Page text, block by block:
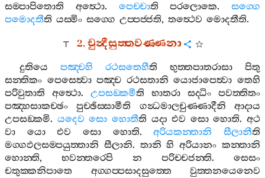
සම‍්පාපිතොති
අත්‍ථො. පෙච‍්චාති පරලොකෙ. සග‍්ගෙ
පමොදතීති යස‍්මිං සග‍්ගෙ උප‍්පජ‍්ජති, තත්‍ථෙව මොදතීති.
2.චුන්‍දීසුත‍්තවණ‍්ණනා
දුතියෙ පඤ‍්චහි රථසතෙහීති භුත‍්තපාතරාසා
පිතු
සන‍්තිකං පෙසෙත්‍වා පඤ‍්ච රථසතානි යොජාපෙත්‍වා තෙහි
පරිවුතාති
අත්‍ථො. උපසඞ‍්කමීති භාතරා සද‍්ධිං
පවත‍්තිතං
පඤ‍්හසාකච‍්ඡං
පුච‍්ඡිස‍්සාමීති ගන්‍ධමාලචුණ‍්ණාදීනි
ආදාය
උපසඞ‍්කමි. යදෙව සො හොතීති යදා එව සො හොති. අථ
වා
යො එව සො හොති.අරියකන‍්තානි සීලානීති
මග‍්ගඵලසම‍්පයුත‍්තානි සීලානි. තානි හි අරියානං කන‍්තානි
හොන‍්ති, භවන‍්තරෙපි න පරිච‍්චජන‍්ති. සෙසං
චතුක‍්කනිපාතෙ
අග‍්ගප‍්පසාදසුත‍්තෙ
වුත‍්තනයෙනෙව